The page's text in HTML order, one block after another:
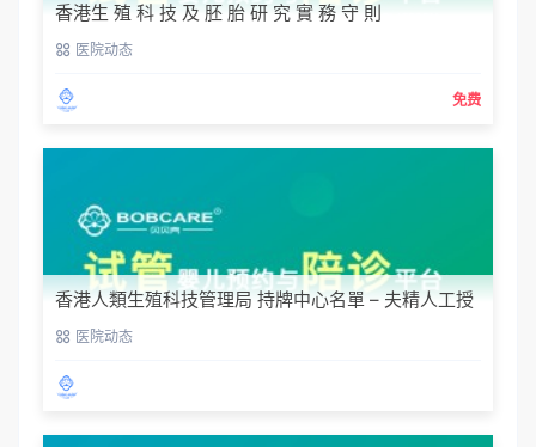
香港生 殖 科 技 及 胚 胎 研 究 實 務 守 則
医院动态
免费
香港人類生殖科技管理局 持牌中心名單 – 夫精人工授
精牌照（截至 2025 年 1 月 1 日止）
医院动态